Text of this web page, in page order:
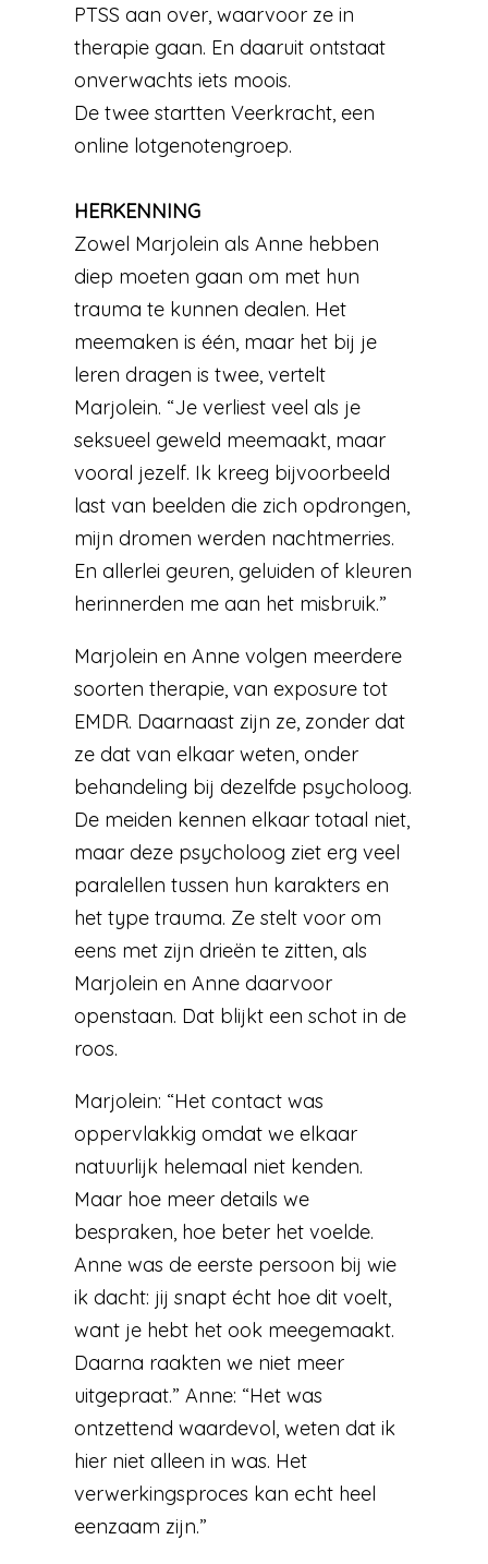
PTSS aan over, waarvoor ze in
therapie gaan. En daaruit ontstaat
onverwachts iets moois.
De twee startten Veerkracht, een
online lotgenotengroep.
HERKENNING
Zowel Marjolein als Anne hebben
diep moeten gaan om met hun
trauma te kunnen dealen. Het
meemaken is één, maar het bij je
leren dragen is twee, vertelt
Marjolein. “Je verliest veel als je
seksueel geweld meemaakt, maar
vooral jezelf. Ik kreeg bijvoorbeeld
last van beelden die zich opdrongen,
mijn dromen werden nachtmerries.
En allerlei geuren, geluiden of kleuren
herinnerden me aan het misbruik.”
Marjolein en Anne volgen meerdere
soorten therapie, van exposure tot
EMDR. Daarnaast zijn ze, zonder dat
ze dat van elkaar weten, onder
behandeling bij dezelfde psycholoog.
De meiden kennen elkaar totaal niet,
maar deze psycholoog ziet erg veel
paralellen tussen hun karakters en
het type trauma. Ze stelt voor om
eens met zijn drieën te zitten, als
Marjolein en Anne daarvoor
openstaan. Dat blijkt een schot in de
roos.
Marjolein: “Het contact was
oppervlakkig omdat we elkaar
natuurlijk helemaal niet kenden.
Maar hoe meer details we
bespraken, hoe beter het voelde.
Anne was de eerste persoon bij wie
ik dacht: jij snapt écht hoe dit voelt,
want je hebt het ook meegemaakt.
Daarna raakten we niet meer
uitgepraat.” Anne: “Het was
ontzettend waardevol, weten dat ik
hier niet alleen in was. Het
verwerkingsproces kan echt heel
eenzaam zijn.”